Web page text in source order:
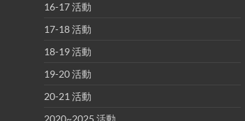
16-17 活動
17-18 活動
18-19 活動
19-20 活動
20-21 活動
2020~2025 活動